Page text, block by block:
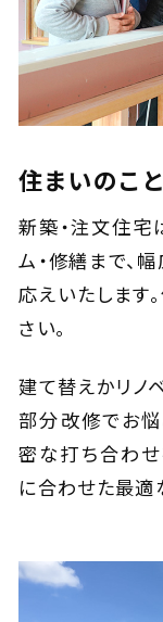
住まいのこ
新築・注文住宅
ム・修繕まで、
応えいたします
さい。
建て替えかリノ
部分改修でお悩
密な打ち合わせ
に合わせた最適